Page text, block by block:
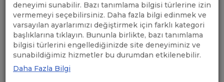
IRU’DAN COVİD-19
SALGINININ KARAYOLU
TAŞIMACILIĞI SEKTÖRÜNE
deneyimi sunabilir. Bazı tanımlama bilgisi türlerine izin
vermemeyi seçebilirsiniz. Daha fazla bilgi edinmek ve
varsayılan ayarlarımızı değiştirmek için farklı kategori
başlıklarına tıklayın. Bununla birlikte, bazı tanımlama
bilgisi türlerini engellediğinizde site deneyiminiz ve
sunabildiğimiz hizmetler bu durumdan etkilenebilir.
Daha Fazla Bilgi